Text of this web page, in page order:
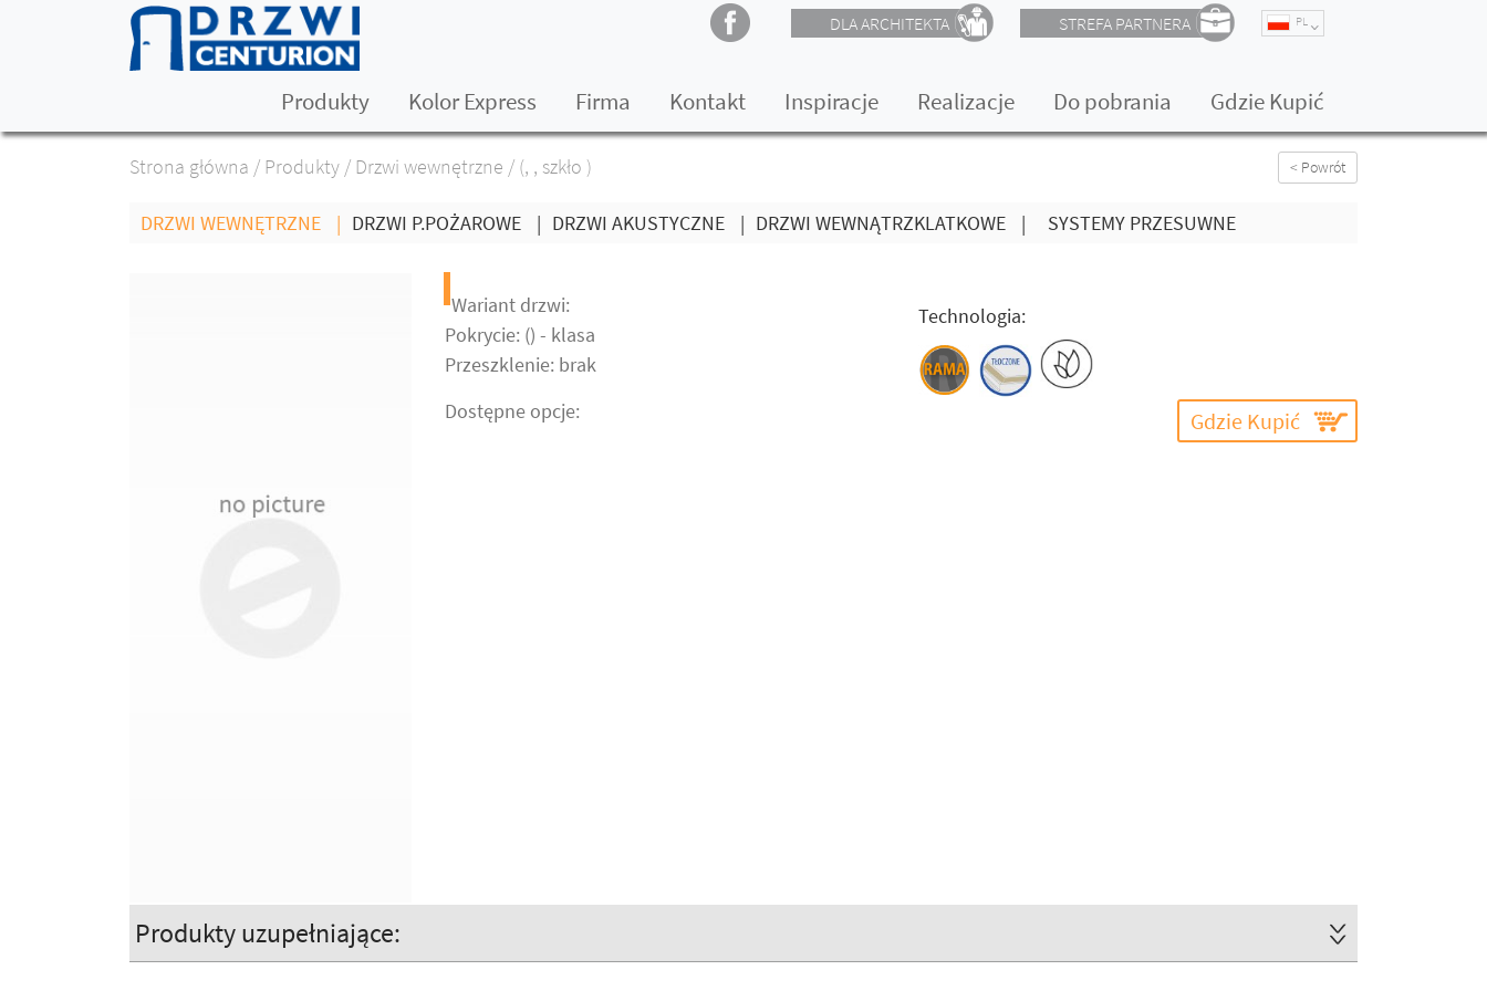
DLA ARCHITEKTA STREFA PARTNERA PL
Produkty Kolor Express Firma Kontakt Inspiracje Realizacje Do pobrania Gdzie Kupić
Strona główna / Produkty / Drzwi wewnętrzne / (, , szkło ) < Powrót
DRZWI WEWNĘTRZNE | DRZWI P.POŻAROWE | DRZWI AKUSTYCZNE | DRZWI WEWNĄTRZKLATKOWE | SYSTEMY PRZESUWNE
Wariant drzwi:
Pokrycie: () - klasa
Przeszklenie: brak
Dostępne opcje:
Technologia:
Gdzie Kupić
Produkty uzupełniające: